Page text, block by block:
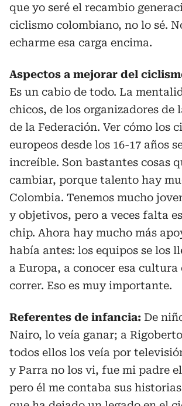
que yo seré el recambio
ciclismo colombiano, no lo sé.
echarme esa carga encima.
Aspectos a mejorar del
Es un cabio de todo. La
chicos, de los organizadores de
de la Federación. Ver cómo los
europeos desde los 16-17 años
increíble. Son bastantes cosas
cambiar, porque talento hay
Colombia. Tenemos mucho
y objetivos, pero a veces falta
chip. Ahora hay mucho más
había antes: los equipos se los
a Europa, a conocer esa cultura
correr. Eso es muy importante.
Referentes de infancia: De
Nairo, lo veía ganar; a
todos ellos los veía por
y Parra no los vi, fue mi padre
pero él me contaba sus